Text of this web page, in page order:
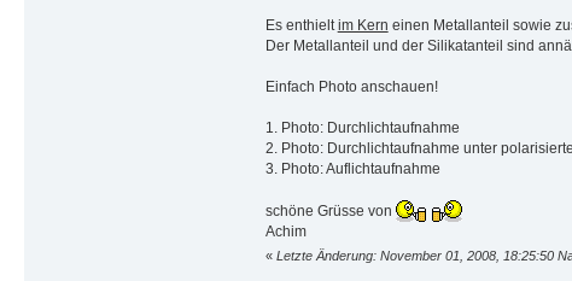
Es enthieltim Kern einen Metallanteil sowie
Der Metallanteil und der Silikatanteil sind
Einfach Photo anschauen!
1. Photo: Durchlichtaufnahme
2. Photo: Durchlichtaufnahme unter
3. Photo: Auflichtaufnahme
schöne Grüsse von
Achim
« Letzte Änderung: November 01, 2008, 18:25:50